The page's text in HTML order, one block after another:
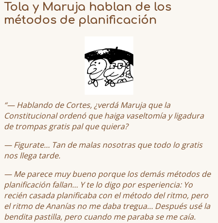
Tola y Maruja hablan de los
métodos de planificación
“— Hablando de Cortes, ¿verdá Maruja que la
Constitucional ordenó que haiga vaseltomía y ligadura
de trompas gratis pal que quiera?
— Figurate… Tan de malas nosotras que todo lo gratis
nos llega tarde.
— Me parece muy bueno porque los demás métodos de
planificación fallan… Y te lo digo por esperiencia: Yo
recién casada planificaba con el método del ritmo, pero
el ritmo de Ananías no me daba tregua… Después usé la
bendita pastilla, pero cuando me paraba se me caía.